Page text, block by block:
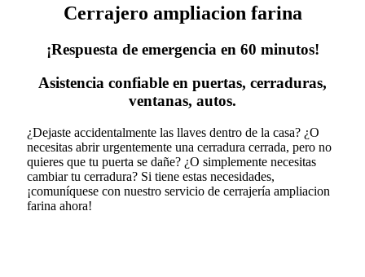
Cerrajero ampliacion farina
¡Respuesta de emergencia en 60 minutos!
Asistencia confiable en puertas, cerraduras,
ventanas, autos.
¿Dejaste accidentalmente las llaves dentro de la casa? ¿O
necesitas abrir urgentemente una cerradura cerrada, pero no
quieres que tu puerta se dañe? ¿O simplemente necesitas
cambiar tu cerradura? Si tiene estas necesidades,
¡comuníquese con nuestro servicio de cerrajería ampliacion
farina ahora!